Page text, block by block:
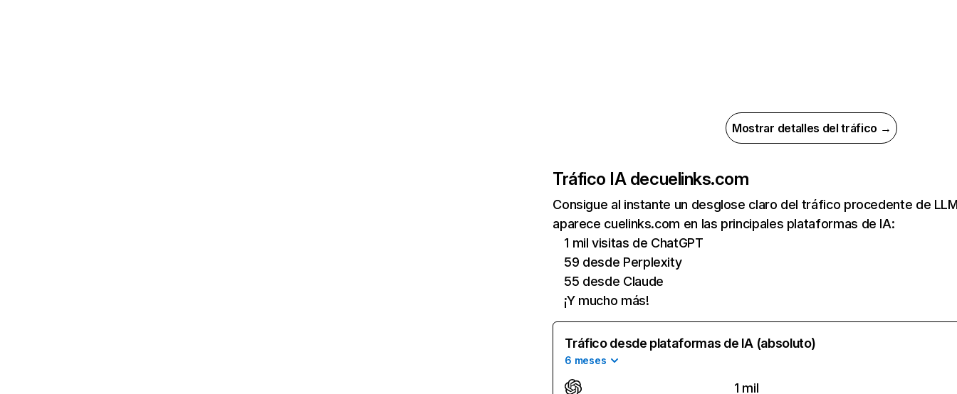
Mostrar detalles del tráfico →
Tráfico IA decuelinks.com
Consigue al instante un desglose claro del tráfico procedente de
aparece cuelinks.com en las principales plataformas de IA:
1 mil visitas de ChatGPT
59 desde Perplexity
55 desde Claude
¡Y mucho más!
Tráfico desde plataformas de IA (absoluto)
6 meses
1 mil